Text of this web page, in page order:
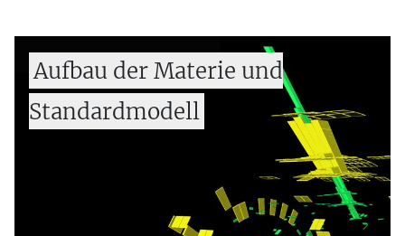
Aufbau der Materie und
Standardmodell
Innovative Berechnungsmethoden in der